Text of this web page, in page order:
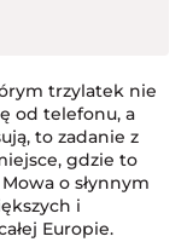
trzylatek nie
od telefonu, a
to zadanie z
gdzie to
o słynnym
i
Europie.